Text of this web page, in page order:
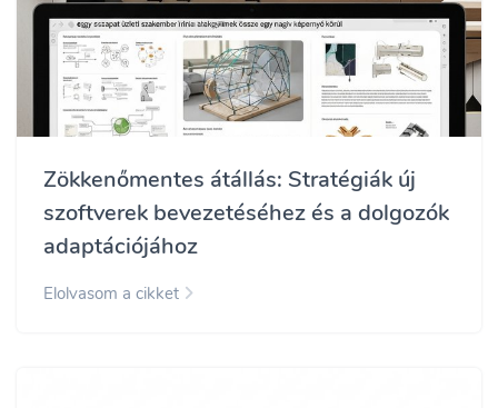
Zökkenőmentes átállás: Stratégiák új
szoftverek bevezetéséhez és a dolgozók
adaptációjához
Elolvasom a cikket